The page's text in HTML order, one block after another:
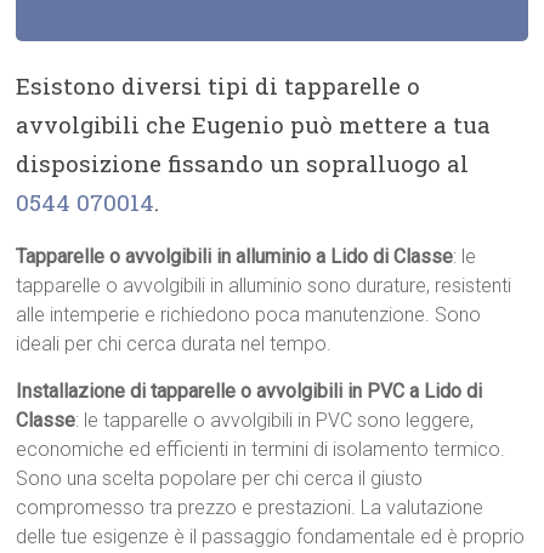
Esistono diversi tipi di tapparelle o
avvolgibili che Eugenio può mettere a tua
disposizione fissando un sopralluogo al
0544 070014.
Tapparelle o avvolgibili in alluminio a Lido di Classe: le
tapparelle o avvolgibili in alluminio sono durature, resistenti
alle intemperie e richiedono poca manutenzione. Sono
ideali per chi cerca durata nel tempo.
Installazione di tapparelle o avvolgibili in PVC a Lido di
Classe: le tapparelle o avvolgibili in PVC sono leggere,
economiche ed efficienti in termini di isolamento termico.
Sono una scelta popolare per chi cerca il giusto
compromesso tra prezzo e prestazioni. La valutazione
delle tue esigenze è il passaggio fondamentale ed è proprio